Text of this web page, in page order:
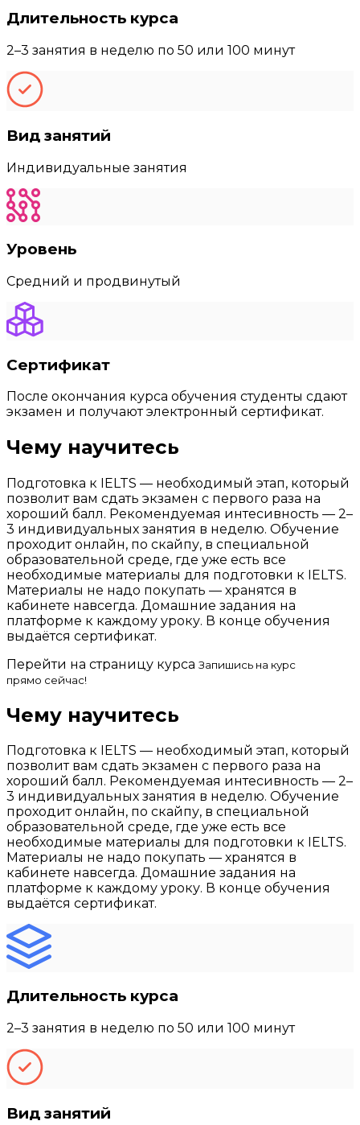
Длительность курса
2–3 занятия в неделю по 50 или 100 минут
Вид занятий
Индивидуальные занятия
Уровень
Средний и продвинутый
Сертификат
После окончания курса обучения студенты сдают
экзамен и получают электронный сертификат.
Чему научитесь
Подготовка к IELTS — необходимый этап, который
позволит вам сдать экзамен с первого раза на
хороший балл. Рекомендуемая интесивность — 2–
3 индивидуальных занятия в неделю. Обучение
проходит онлайн, по скайпу, в специальной
образовательной среде, где уже есть все
необходимые материалы для подготовки к IELTS.
Материалы не надо покупать — хранятся в
кабинете навсегда. Домашние задания на
платформе к каждому уроку. В конце обучения
выдаётся сертификат.
Перейти на страницу курса Запишись на курс
прямо сейчас!
Чему научитесь
Подготовка к IELTS — необходимый этап, который
позволит вам сдать экзамен с первого раза на
хороший балл. Рекомендуемая интесивность — 2–
3 индивидуальных занятия в неделю. Обучение
проходит онлайн, по скайпу, в специальной
образовательной среде, где уже есть все
необходимые материалы для подготовки к IELTS.
Материалы не надо покупать — хранятся в
кабинете навсегда. Домашние задания на
платформе к каждому уроку. В конце обучения
выдаётся сертификат.
Длительность курса
2–3 занятия в неделю по 50 или 100 минут
Вид занятий